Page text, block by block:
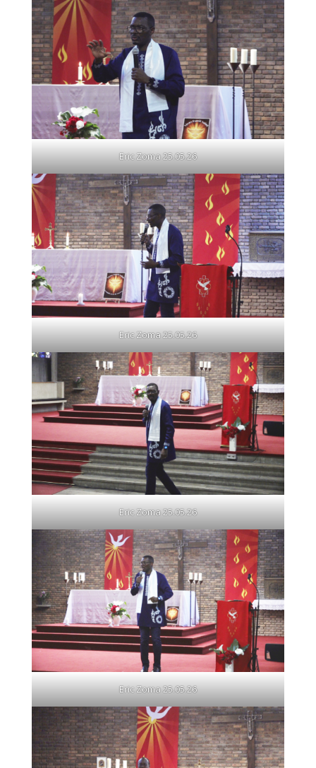
Eric Zoma 25.05.26
Eric Zoma 25.05.26
Eric Zoma 25.05.26
Eric Zoma 25.05.26